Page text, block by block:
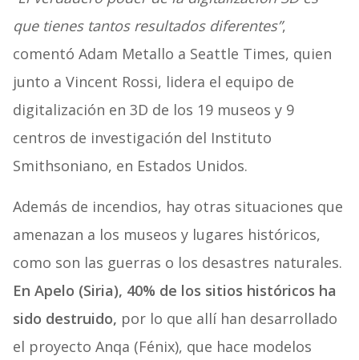
que tienes tantos resultados diferentes”,
comentó Adam Metallo a Seattle Times, quien
junto a Vincent Rossi, lidera el equipo de
digitalización en 3D de los 19 museos y 9
centros de investigación del Instituto
Smithsoniano, en Estados Unidos.
Además de incendios, hay otras situaciones que
amenazan a los museos y lugares históricos,
como son las guerras o los desastres naturales.
En Apelo (Siria), 40% de los sitios históricos ha
sido destruido, por lo que allí han desarrollado
el proyecto Anqa (Fénix), que hace modelos